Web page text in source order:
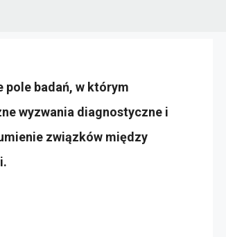
badań, w którym
wyzwania diagnostyczne i
związków między